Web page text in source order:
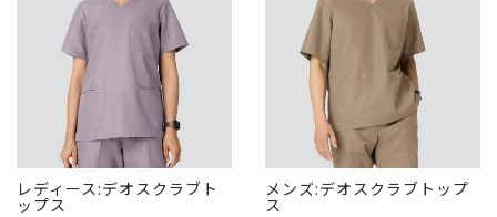
レディース:デオスクラブト
ップス
メンズ:デオスクラブトップ
ス